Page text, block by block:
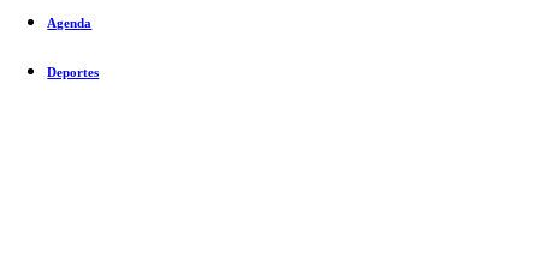
Agenda
Deportes